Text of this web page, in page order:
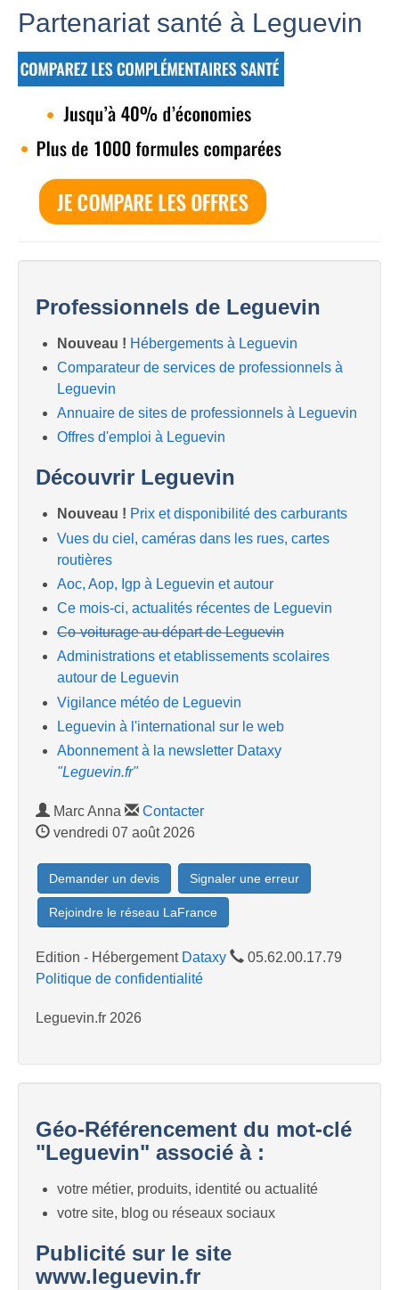
Partenariat santé à Leguevin
Professionnels de Leguevin
Nouveau ! Hébergements à Leguevin
Comparateur de services de professionnels à
Leguevin
Annuaire de sites de professionnels à Leguevin
Offres d'emploi à Leguevin
Découvrir Leguevin
Nouveau ! Prix et disponibilité des carburants
Vues du ciel, caméras dans les rues, cartes
routières
Aoc, Aop, Igp à Leguevin et autour
Ce mois-ci, actualités récentes de Leguevin
Co-voiturage au départ de Leguevin
Administrations et etablissements scolaires
autour de Leguevin
Vigilance météo de Leguevin
Leguevin à l'international sur le web
Abonnement à la newsletter Dataxy
"Leguevin.fr"
Marc Anna
Contacter
vendredi 07 août 2026
Demander un devis Signaler une erreur
Rejoindre le réseau LaFrance
Edition - Hébergement Dataxy
05.62.00.17.79
Politique de confidentialité
Leguevin.fr 2026
Géo-Référencement du mot-clé
"Leguevin" associé à :
votre métier, produits, identité ou actualité
votre site, blog ou réseaux sociaux
Publicité sur le site
www.leguevin.fr